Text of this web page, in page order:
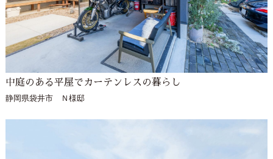
中庭のある平屋でカーテンレスの暮らし
静岡県袋井市 Ｎ様邸